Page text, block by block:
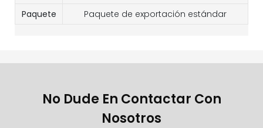
Paquete
Paquete de exportación estándar
No Dude En Contactar Con
Nosotros